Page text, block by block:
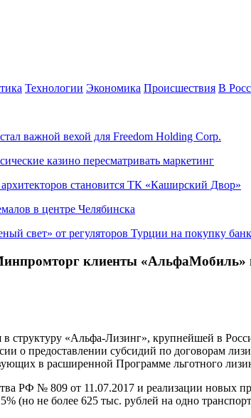
Технологии Экономика Происшествия В
важной вехой для Freedom Holding Corp.
казино пересматривать маркетинг
становится ТК «Каширский Двор»
в центре Челябинска
свет» от регуляторов Турции на покупку
клиенты «АльфаМобиль»
структуру «Альфа-Лизинг», крупнейшей в
о предоставлении субсидий по договорам
в расширенной Программе льготного
РФ № 809 от 11.07.2017 и реализации новых
(но не более 625 тыс. рублей на одно